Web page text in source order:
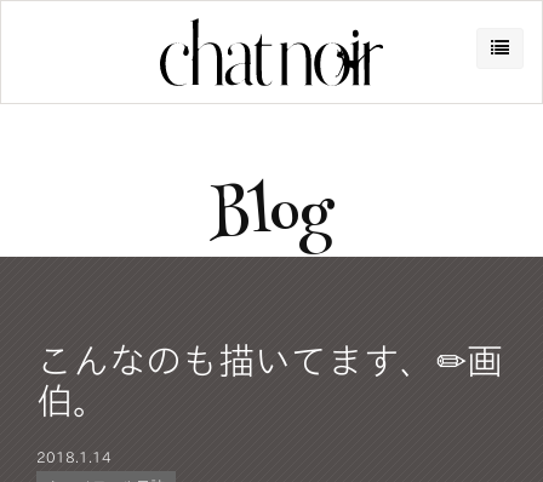
Blog
こんなのも描いてます、✏︎画
伯。
2018. 1.14